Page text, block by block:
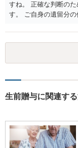
すね。 正確な判断の
す。 ご自身の遺留分
相談されるのが良いと
生前贈与に関連す